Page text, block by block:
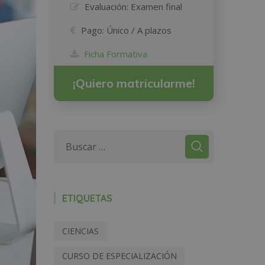
Evaluación: Examen final
Pago: Único / A plazos
Ficha Formativa
¡Quiero matricularme!
ETIQUETAS
CIENCIAS
CURSO DE ESPECIALIZACIÓN